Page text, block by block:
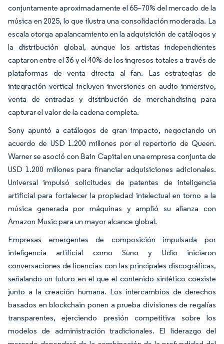
conjuntamente aproximadamente el 65–70% del mercado de la
música en 2025, lo que ilustra una consolidación moderada. La
escala otorga apalancamiento en la adquisición de catálogos y
la distribución global, aunque los artistas independientes
captaron entre el 36 y el 40% de los ingresos totales a través de
plataformas de venta directa al fan. Las estrategias de
integración vertical incluyen inversiones en audio inmersivo,
venta de entradas y distribución de merchandising para
capturar el valor de la cadena completa.
Sony apuntó a catálogos de gran impacto, negociando un
acuerdo de USD 1.200 millones por el repertorio de Queen.
Warner se asoció con Bain Capital en una empresa conjunta de
USD 1.200 millones para financiar adquisiciones adicionales.
Universal impulsó solicitudes de patentes de inteligencia
artificial para fortalecer la propiedad intelectual en torno a la
música generada por máquinas y amplió su alianza con
Amazon Music para un mayor alcance global.
Empresas emergentes de composición impulsada por
inteligencia artificial como Suno y Udio iniciaron
conversaciones de licencias con las principales discográficas,
señalando un futuro en el que el contenido sintético coexiste
junto a la creación humana. Los intercambios de derechos
basados en blockchain ponen a prueba divisiones de regalías
transparentes, ejerciendo presión competitiva sobre los
modelos de administración tradicionales. El liderazgo del